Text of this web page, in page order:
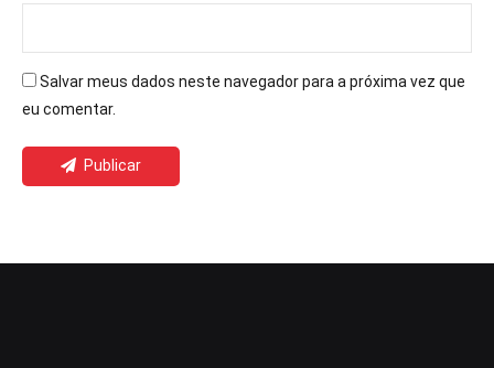
Salvar meus dados neste navegador para a próxima vez que
eu comentar.
Publicar